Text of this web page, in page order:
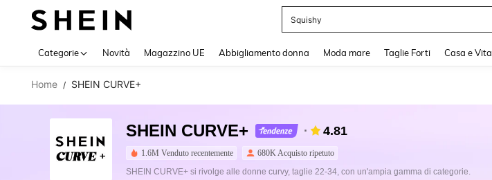
Bikini
Categorie Novità Magazzino UE Abbigliamento donna Moda mare Taglie Forti Casa e Vita
Home / SHEIN CURVE+
SHEIN CURVE+ 4.81
1.6M Venduto recentemente
680K Acquisto ripetuto
SHEIN CURVE+ si rivolge alle donne curvy, taglie 22-34, con un'ampia gamma di categorie.